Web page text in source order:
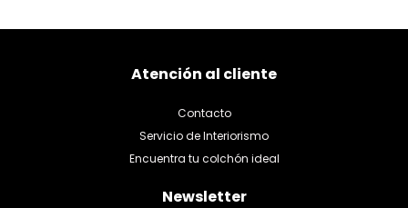
Atención al cliente
Contacto
Servicio de Interiorismo
Encuentra tu colchón ideal
Newsletter